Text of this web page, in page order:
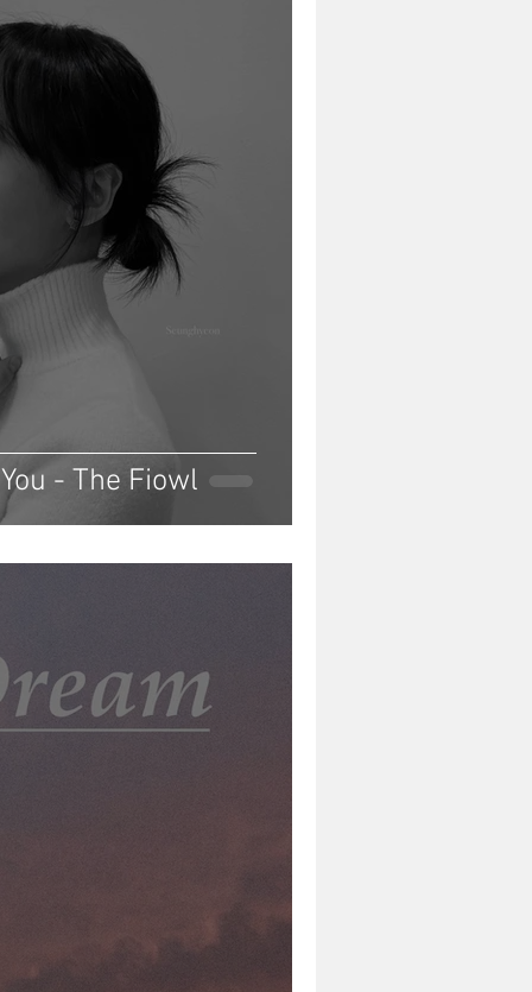
- The Fiowl